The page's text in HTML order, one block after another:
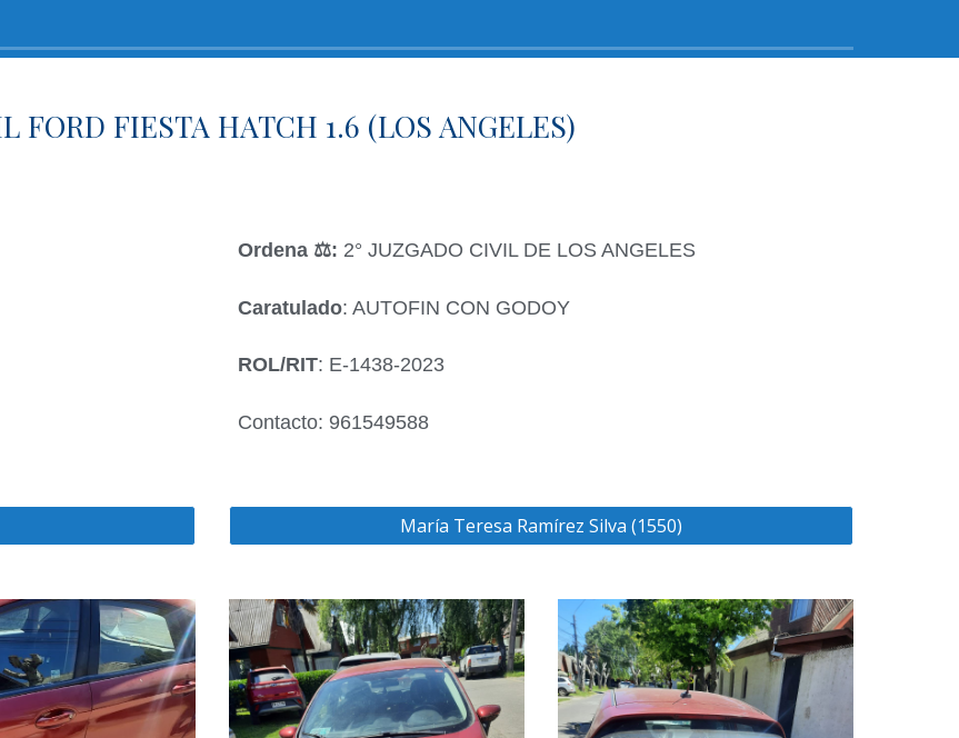
FORD FIESTA HATCH 1.6 (LOS ANGELES)
Ordena ‍⚖️: 2° JUZGADO CIVIL DE LOS ANGELES
Caratulado: AUTOFIN CON GODOY
ROL/RIT: E-1438-2023
Contacto: 961549588
María Teresa Ramírez Silva (1550)